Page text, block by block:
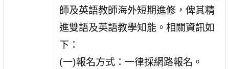
師及英語教師海外短期進修，俾其精
進雙語及英語教學知能。相關資訊如
下：
(一)報名方式：一律採網路報名。